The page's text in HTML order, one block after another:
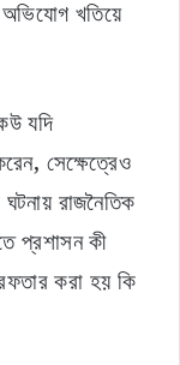
খতিয়ে
যদি
সেক্ষেত্রেও
রাজনৈতিক
প্রশাসন কী
করা হয় কি